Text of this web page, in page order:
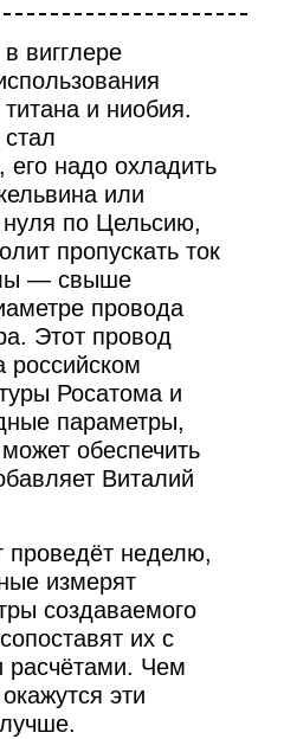
вигглере
и ниобия.
его надо охладить
или
по Цельсию,
пропускать ток
— свыше
провода
Этот провод
российском
Росатома и
параметры,
обеспечить
Виталий
проведёт неделю,
измерят
создаваемого
их с
расчётами. Чем
эти